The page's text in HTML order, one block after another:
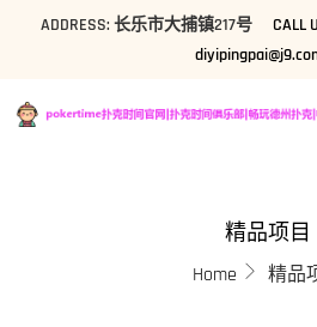
ADDRESS: 长乐市大捕镇217号 CALL
精品项目
Home 精品